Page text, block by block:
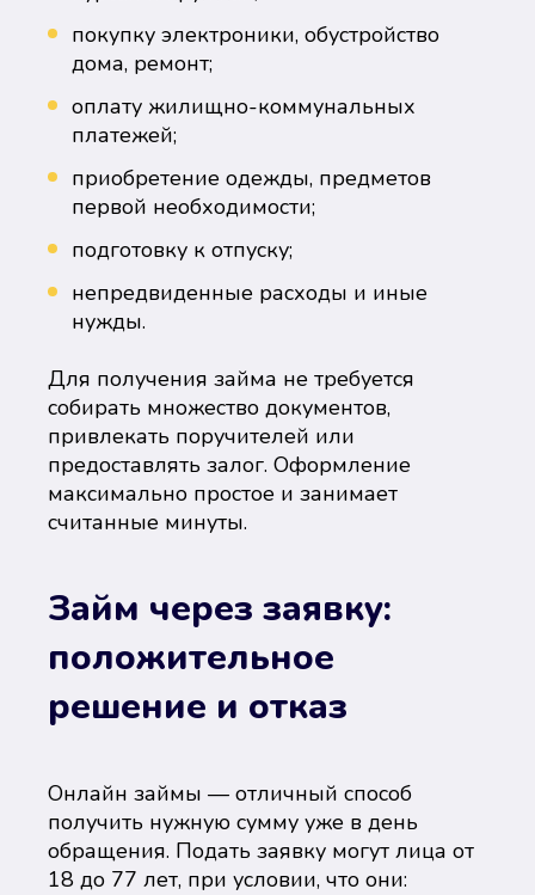
покупку электроники, обустройство
дома, ремонт;
оплату жилищно-коммунальных
платежей;
приобретение одежды, предметов
первой необходимости;
подготовку к отпуску;
непредвиденные расходы и иные
нужды.
Для получения займа не требуется
собирать множество документов,
привлекать поручителей или
предоставлять залог. Оформление
максимально простое и занимает
считанные минуты.
Займ через заявку:
положительное
решение и отказ
Онлайн займы — отличный способ
получить нужную сумму уже в день
обращения. Подать заявку могут лица от
18 до 77 лет, при условии, что они: